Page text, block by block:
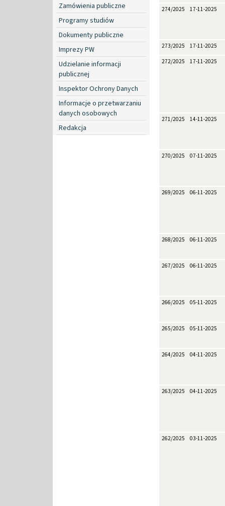
Zamówienia publiczne
Programy studiów
Dokumenty publiczne
Imprezy PW
Udzielanie informacji
publicznej
Inspektor Ochrony Danych
Informacje o przetwarzaniu
danych osobowych
Redakcja
274/2025 17-11-2025
273/2025 17-11-2025
272/2025 17-11-2025
271/2025 14-11-2025
270/2025 07-11-2025
269/2025 06-11-2025
268/2025 06-11-2025
267/2025 06-11-2025
266/2025 05-11-2025
265/2025 05-11-2025
264/2025 04-11-2025
263/2025 04-11-2025
262/2025 03-11-2025